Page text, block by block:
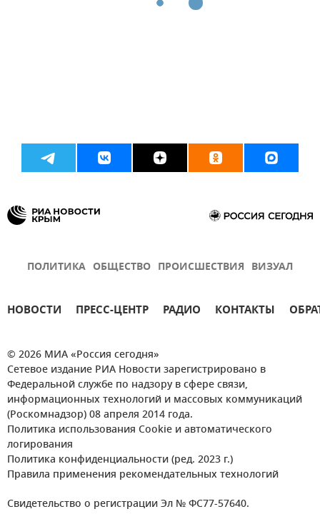
ПОЛИТИКА ОБЩЕСТВО ПРОИСШЕСТВИЯ ВИЗУАЛ
НОВОСТИ ПРЕСС-ЦЕНТР РАДИО КОНТАКТЫ
© 2026 МИА «Россия сегодня»
Сетевое издание РИА Новости зарегистрировано в
Федеральной службе по надзору в сфере связи,
информационных технологий и массовых коммуникаций
(Роскомнадзор) 08 апреля 2014 года.
Политика использования Cookie и автоматического
логирования
Политика конфиденциальности (ред. 2023 г.)
Правила применения рекомендательных технологий
Свидетельство о регистрации Эл № ФС77-57640.